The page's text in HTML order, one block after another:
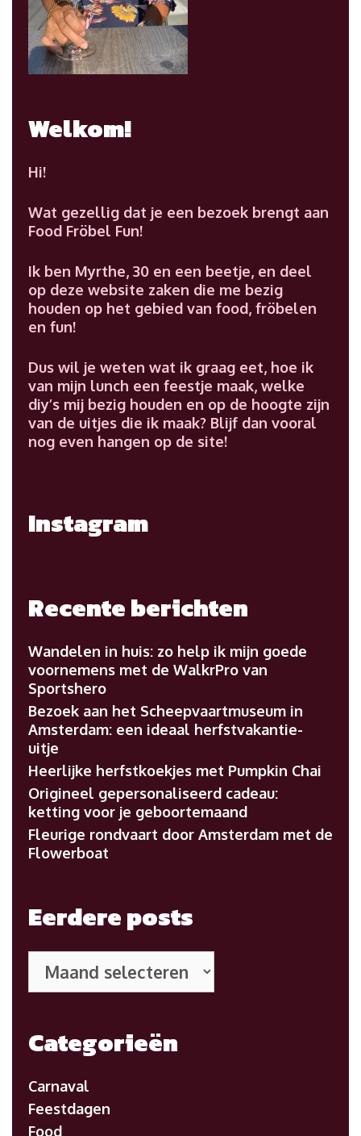
Welkom!
Hi!
Wat gezellig dat je een bezoek brengt aan
Food Fröbel Fun!
Ik ben Myrthe, 30 en een beetje, en deel
op deze website zaken die me bezig
houden op het gebied van food, fröbelen
en fun!
Dus wil je weten wat ik graag eet, hoe ik
van mijn lunch een feestje maak, welke
diy’s mij bezig houden en op de hoogte zijn
van de uitjes die ik maak? Blijf dan vooral
nog even hangen op de site!
Instagram
Recente berichten
Wandelen in huis: zo help ik mijn goede
voornemens met de WalkrPro van
Sportshero
Bezoek aan het Scheepvaartmuseum in
Amsterdam: een ideaal herfstvakantie-
uitje
Heerlijke herfstkoekjes met Pumpkin Chai
Origineel gepersonaliseerd cadeau:
ketting voor je geboortemaand
Fleurige rondvaart door Amsterdam met de
Flowerboat
Eerdere posts
posts
Categorieën
Carnaval
Feestdagen
Food